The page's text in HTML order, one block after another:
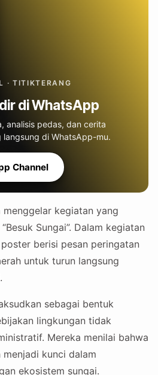
· TITIKTERANG
di WhatsApp
analisis pedas, dan cerita
langsung di WhatsApp-mu.
Channel
kegiatan yang
Sungai”. Dalam kegiatan
berisi pesan peringatan
untuk turun langsung
sebagai bentuk
lingkungan tidak
Mereka menilai bahwa
kunci dalam
ekosistem sungai.